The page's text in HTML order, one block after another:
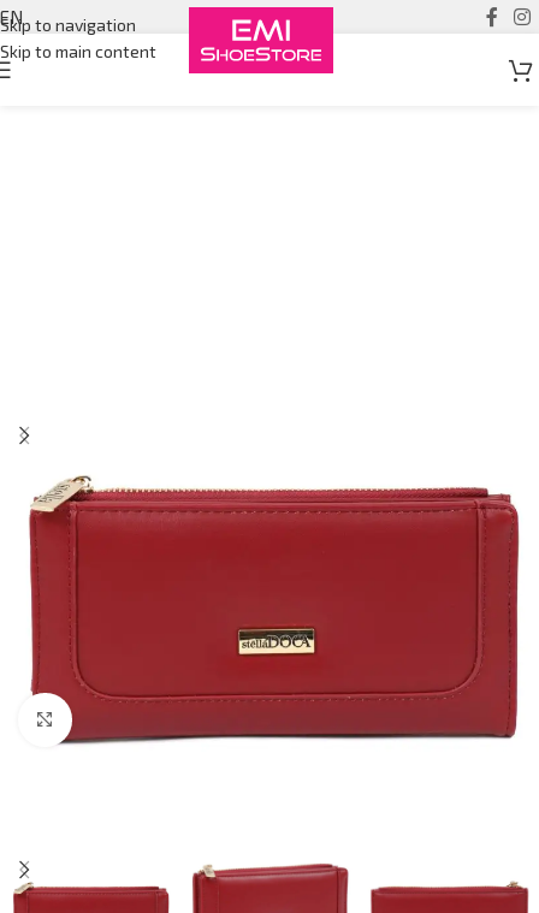
Skip to navigation
Skip to main content
EN
Click to enlarge